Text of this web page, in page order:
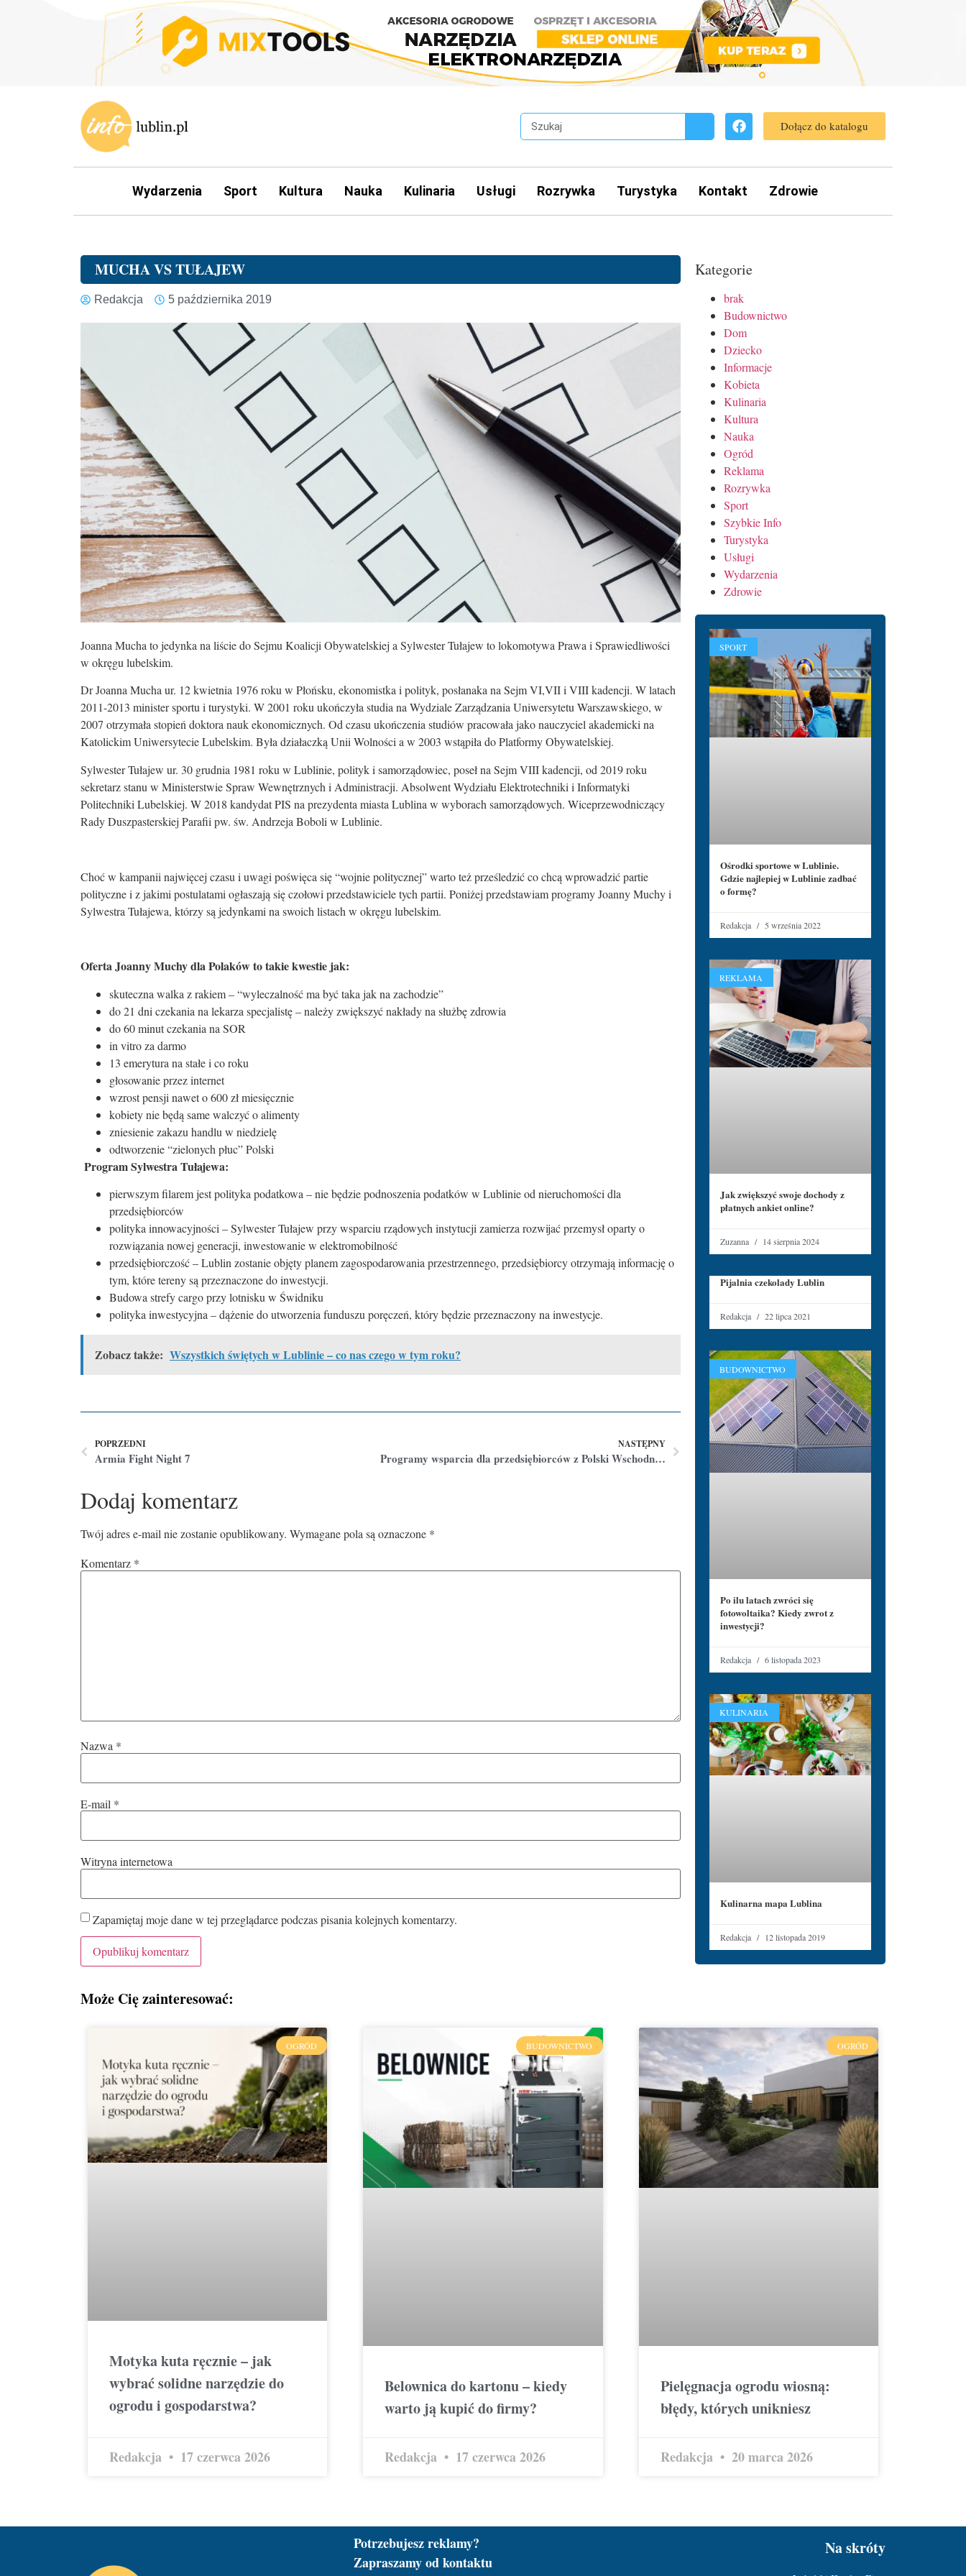
Dołącz do katalogu
Wydarzenia Sport Kultura Nauka Kulinaria Usługi Rozrywka Turystyka Kontakt Zdrowie
MUCHA VS TUŁAJEW
Redakcja 5 października 2019
Joanna Mucha to jedynka na liście do Sejmu Koalicji Obywatelskiej a Sylwester Tułajew to lokomotywa Prawa i Sprawiedliwości
w okręgu lubelskim.
Dr Joanna Mucha ur. 12 kwietnia 1976 roku w Płońsku, ekonomistka i polityk, posłanaka na Sejm VI,VII i VIII kadencji. W latach
2011-2013 minister sportu i turystyki. W 2001 roku ukończyła studia na Wydziale Zarządzania Uniwersytetu Warszawskiego, w
2007 otrzymała stopień doktora nauk ekonomicznych. Od czasu ukończenia studiów pracowała jako nauczyciel akademicki na
Katolickim Uniwersytecie Lubelskim. Była działaczką Unii Wolności a w 2003 wstąpiła do Platformy Obywatelskiej.
Sylwester Tułajew ur. 30 grudnia 1981 roku w Lublinie, polityk i samorządowiec, poseł na Sejm VIII kadencji, od 2019 roku
sekretarz stanu w Ministerstwie Spraw Wewnętrznych i Administracji. Absolwent Wydziału Elektrotechniki i Informatyki
Politechniki Lubelskiej. W 2018 kandydat PIS na prezydenta miasta Lublina w wyborach samorządowych. Wiceprzewodniczący
Rady Duszpasterskiej Parafii pw. św. Andrzeja Boboli w Lublinie.
Choć w kampanii najwięcej czasu i uwagi poświęca się “wojnie politycznej” warto też prześledzić co chcą wprowadzić partie
polityczne i z jakimi postulatami ogłaszają się czołowi przedstawiciele tych partii. Poniżej przedstawiam programy Joanny Muchy i
Sylwestra Tułajewa, którzy są jedynkami na swoich listach w okręgu lubelskim.
Oferta Joanny Muchy dla Polaków to takie kwestie jak:
skuteczna walka z rakiem – “wyleczalność ma być taka jak na zachodzie”
do 21 dni czekania na lekarza specjalistę – należy zwiększyć nakłady na służbę zdrowia
do 60 minut czekania na SOR
in vitro za darmo
13 emerytura na stałe i co roku
głosowanie przez internet
wzrost pensji nawet o 600 zł miesięcznie
kobiety nie będą same walczyć o alimenty
zniesienie zakazu handlu w niedzielę
odtworzenie “zielonych płuc” Polski
Program Sylwestra Tułajewa:
pierwszym filarem jest polityka podatkowa – nie będzie podnoszenia podatków w Lublinie od nieruchomości dla
przedsiębiorców
polityka innowacyjności – Sylwester Tułajew przy wsparciu rządowych instytucji zamierza rozwijać przemysł oparty o
rozwiązania nowej generacji, inwestowanie w elektromobilność
przedsiębiorczość – Lublin zostanie objęty planem zagospodarowania przestrzennego, przedsiębiorcy otrzymają informację o
tym, które tereny są przeznaczone do inwestycji.
Budowa strefy cargo przy lotnisku w Świdniku
polityka inwestycyjna – dążenie do utworzenia funduszu poręczeń, który będzie przeznaczony na inwestycje.
Zobacz także: Wszystkich świętych w Lublinie – co nas czego w tym roku?
POPRZEDNI
Armia Fight Night 7
NASTĘPNY
Programy wsparcia dla przedsiębiorców z Polski Wschodniej
Dodaj komentarz
Twój adres e-mail nie zostanie opublikowany. Wymagane pola są oznaczone *
Komentarz *
Nazwa *
E-mail *
Witryna internetowa
Zapamiętaj moje dane w tej przeglądarce podczas pisania kolejnych komentarzy.
Kategorie
brak
Budownictwo
Dom
Dziecko
Informacje
Kobieta
Kulinaria
Kultura
Nauka
Ogród
Reklama
Rozrywka
Sport
Szybkie Info
Turystyka
Usługi
Wydarzenia
Zdrowie
SPORT
Ośrodki sportowe w Lublinie.
Gdzie najlepiej w Lublinie zadbać
o formę?
Redakcja 5 września 2022
REKLAMA
Jak zwiększyć swoje dochody z
płatnych ankiet online?
Zuzanna 14 sierpnia 2024
Pijalnia czekolady Lublin
Redakcja 22 lipca 2021
BUDOWNICTWO
Po ilu latach zwróci się
fotowoltaika? Kiedy zwrot z
inwestycji?
Redakcja 6 listopada 2023
KULINARIA
Kulinarna mapa Lublina
Redakcja 12 listopada 2019
Może Cię zainteresować:
OGRÓD
Motyka kuta ręcznie – jak
wybrać solidne narzędzie do
ogrodu i gospodarstwa?
Redakcja 17 czerwca 2026
BUDOWNICTWO
Belownica do kartonu – kiedy
warto ją kupić do firmy?
Redakcja 17 czerwca 2026
OGRÓD
Pielęgnacja ogrodu wiosną:
błędy, których unikniesz
Redakcja 20 marca 2026
Potrzebujesz reklamy?
Zapraszamy od kontaktu
Na skróty